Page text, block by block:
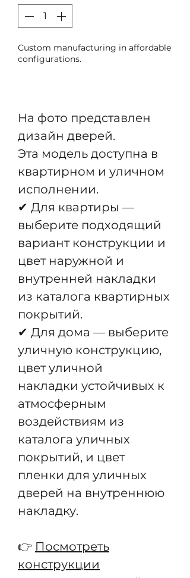
Custom manufacturing in affordable
configurations.
На фото представлен
дизайн дверей.
Эта модель доступна в
квартирном и уличном
исполнении.
✔ Для квартиры —
выберите подходящий
вариант конструкции и
цвет наружной и
внутренней накладки
из каталога квартирных
покрытий.
✔ Для дома — выберите
уличную конструкцию,
цвет уличной
накладки устойчивых к
атмосферным
воздействиям из
каталога уличных
покрытий, и цвет
пленки для уличных
дверей на внутреннюю
накладку.
👉 Посмотреть
конструкции